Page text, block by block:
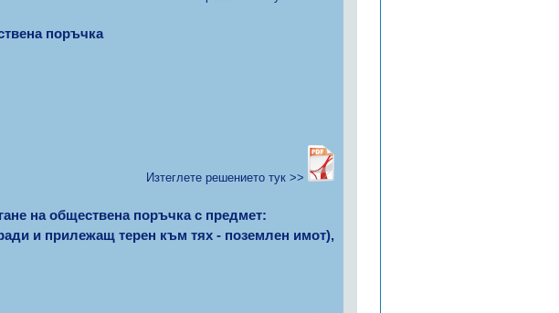
поръчка
Изтеглете решението тук >>
на обществена поръчка с предмет:
и прилежащ терен към тях - поземлен имот),